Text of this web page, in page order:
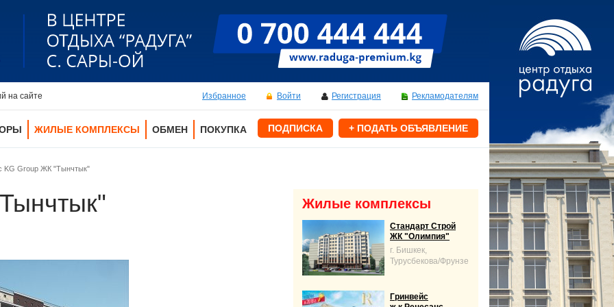
на сайте Избранное Войти Регистрация Рекламодателям
ЖИЛЫЕ КОМПЛЕКСЫ ОБМЕН ПОКУПКА ПОДПИСКА + ПОДАТЬ ОБЪЯВЛЕНИЕ
KG Group ЖК "Тынчтык"
Жилые комплексы
Стандарт Строй
ЖК "Олимпия"
г. Бишкек,
Турусбекова/Фрунзе
Гринвейс